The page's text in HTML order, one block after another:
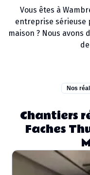
Vous êtes à
entreprise sérieuse
maison ? Nous avons
Nos
Chantiers
Faches